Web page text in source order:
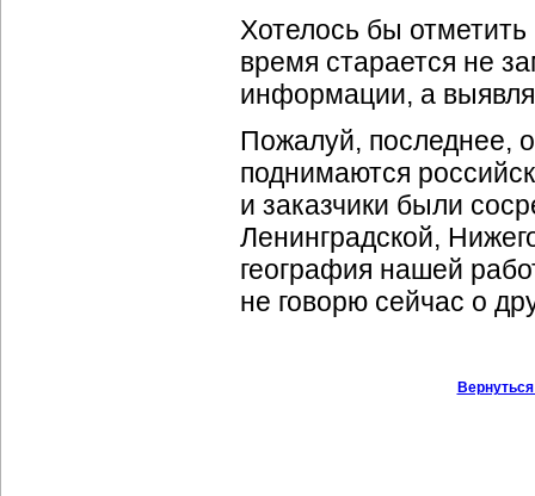
Хотелось бы
время старается не
информации, а
Пожалуй, последнее,
поднимаются
и заказчики были
Ленинградской,
география нашей
не говорю сейчас о